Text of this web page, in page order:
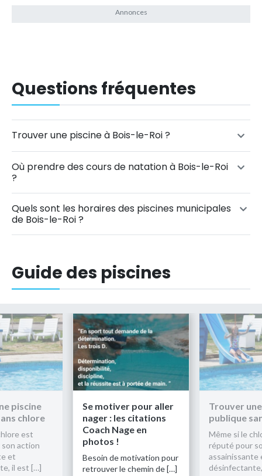
Questions fréquentes
Trouver une piscine à Bois-le-Roi ?
Où prendre des cours de natation à Bois-le-Roi
?
Quels sont les horaires des piscines municipales
de Bois-le-Roi ?
Guide des piscines
piscine
chlore
est
action
et
il est […]
Se motiver pour aller
nager : les citations
Coach Nage en
photos !
Besoin de motivation pour
retrouver le chemin de […]
Trouver
publique
Même si le
réputé pour
assainissante